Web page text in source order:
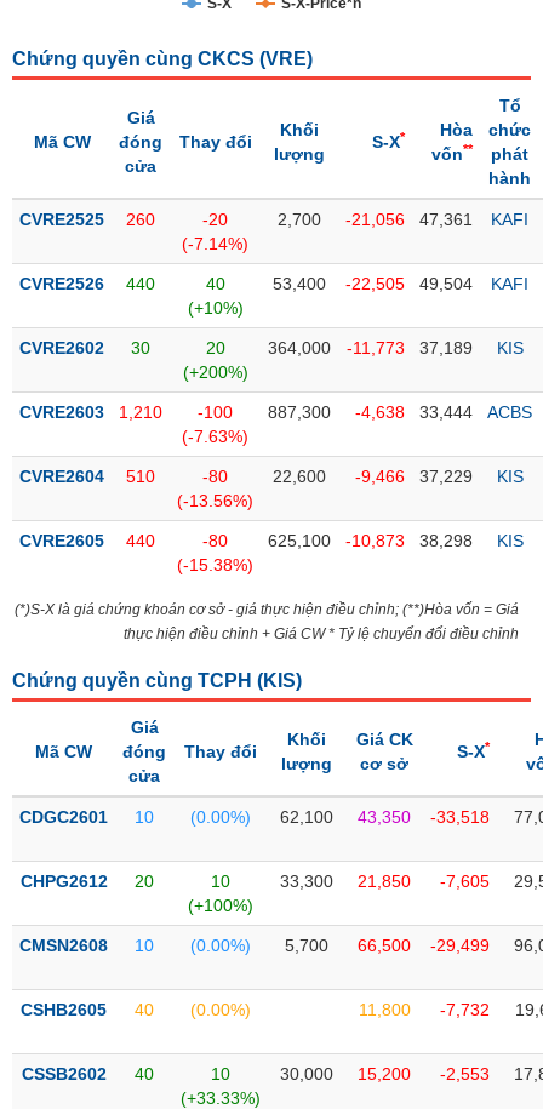
thái
thị
Niêm
Niêm
mới
yết
bổ
Hủy
đặc
Không
ký
quỹ
Danh
mục
phiếu
chi
S-X S-X-Price*n
Chứng quyền cùng CKCS (VRE)
Mã CW
Giá
đóng
cửa
Thay đổi
Khối
lượng
S-X*
Hòa
vốn**
Tổ
chức
phát
hành
CVRE2525 260
-20
(-7.14%)
2,700 -21,056 47,361 KAFI
CVRE2526 440
40
(+10%)
53,400 -22,505 49,504 KAFI
CVRE2602 30
20
(+200%)
364,000 -11,773 37,189 KIS
CVRE2603 1,210
-100
(-7.63%)
887,300 -4,638 33,444 ACBS
CVRE2604 510
-80
(-13.56%)
22,600 -9,466 37,229 KIS
CVRE2605 440
-80
(-15.38%)
625,100 -10,873 38,298 KIS
(*)S-X là giá chứng khoán cơ sở - giá thực hiện điều chỉnh; (**)Hòa vốn = Giá
thực hiện điều chỉnh + Giá CW * Tỷ lệ chuyển đổi điều chỉnh
Chứng quyền cùng TCPH (KIS)
Mã CW
Giá
đóng
cửa
Thay đổi
Khối
lượng
Giá CK
cơ sở
S-X*
CDGC2601 10 (0.00%) 62,100 43,350 -33,518
CHPG2612 20
10
(+100%)
33,300 21,850 -7,605
CMSN2608 10 (0.00%) 5,700 66,500 -29,499
CSHB2605 40 (0.00%) 11,800 -7,732
CSSB2602 40
10
(+33.33%)
30,000 15,200 -2,553
NGÀNH
NGHIỆP
PHIẾU
PHÁI
TRÁI
PHIẾU
CỤ
ĐẦU
XUẤT
LIỆU
TIN
(-)